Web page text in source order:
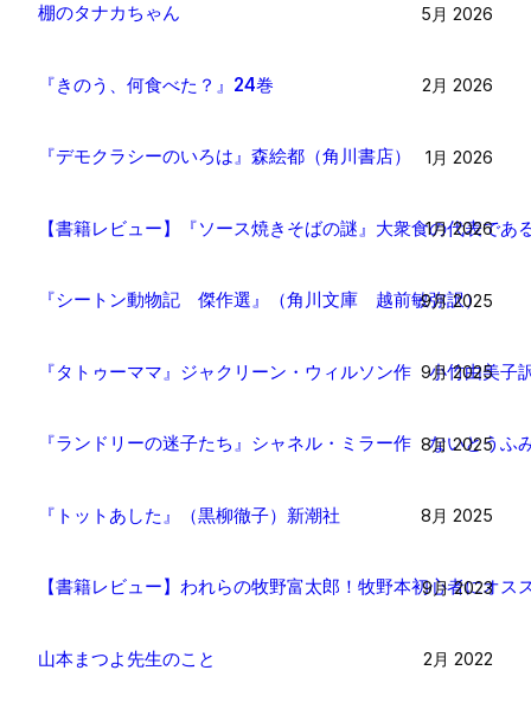
棚のタナカちゃん 5月 2026
『きのう、何食べた？』24巻 2月 2026
『デモクラシーのいろは』森絵都（角川書店） 1月 2026
【書籍レビュー】『ソース焼きそばの謎』大衆食の代表で
1月 2026
『シートン動物記 傑作選』（角川文庫 越前敏弥訳）
9月 2025
『タトゥーママ』ジャクリーン・ウィルソン作 小竹由美子
9月 2025
『ランドリーの迷子たち』シャネル・ミラー作 ないとうふ
8月 2025
『トットあした』（黒柳徹子）新潮社 8月 2025
【書籍レビュー】われらの牧野富太郎！牧野本初心者にオ
9月 2023
山本まつよ先生のこと 2月 2022